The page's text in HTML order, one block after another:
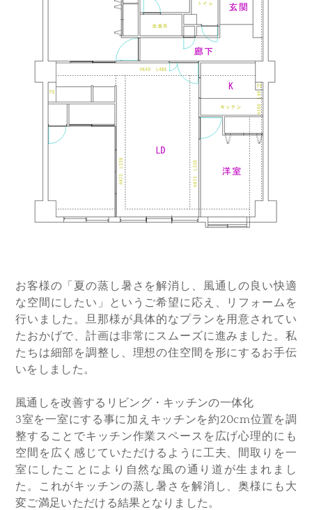
お客様の「夏の蒸し暑さを解消し、風通しの良い快適
な空間にしたい」というご希望に応え、リフォームを
行いました。旦那様が具体的なプランを用意されてい
たおかげで、計画は非常にスムーズに進みました。私
たちは細部を調整し、理想の住空間を形にするお手伝
いをしました。
風通しを改善するリビング・キッチンの一体化
3室を一室にする事に加えキッチンを約20cm位置を調
整することでキッチン作業スペースを広げ心理的にも
空間を広く感じていただけるように工夫、間取りを一
室にしたことにより自然な風の通り道が生まれまし
た。これがキッチンの蒸し暑さを解消し、奥様にも大
変ご満足いただける結果となりました。